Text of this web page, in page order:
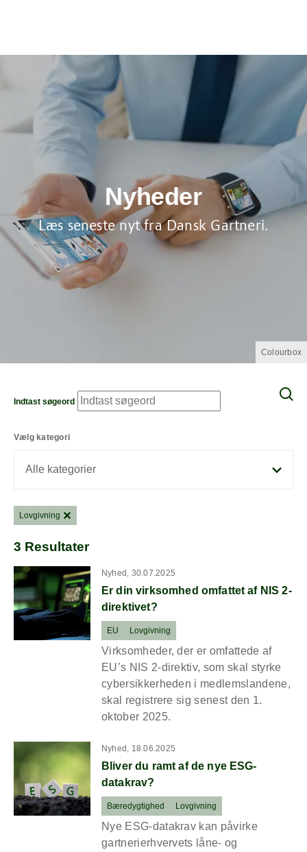
Nyheder
Læs seneste nyt fra Dansk Gartneri.
Colourbox
Indtast søgeord
Vælg kategori
Alle kategorier
Lovgivning
3 Resultater
Read more about Er din virksomhed omfattet af NIS 2-
Nyhed, 30.07.2025
Er din virksomhed omfattet af NIS 2-
direktivet?
EU Lovgivning
Virksomheder, der er omfattede af
EU’s NIS 2-direktiv, som skal styrke
cybersikkerheden i medlemslandene,
skal registrere sig senest den 1.
oktober 2025.
Read more about Bliver du ramt af de nye ESG-datakrav?
Nyhed, 18.06.2025
Bliver du ramt af de nye ESG-
datakrav?
Bæredygtighed Lovgivning
Nye ESG-datakrav kan påvirke
gartnerierhvervets låne- og